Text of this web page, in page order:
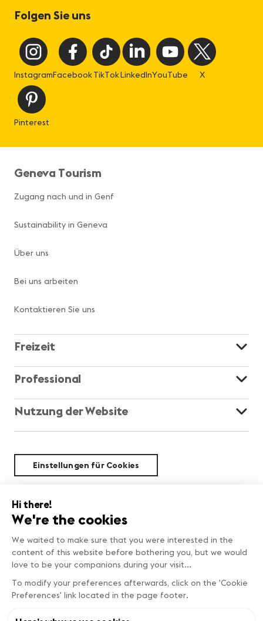
Folgen Sie uns
InstagramFacebookTikTokLinkedInYouTube X
Pinterest
Geneva Tourism
Zugang nach und in Genf
Sustainability in Geneva
Über uns
Bei uns arbeiten
Kontaktieren Sie uns
Freizeit
Professional
Nutzung der Website
Einstellungen für Cookies
Nachhaltigkeit